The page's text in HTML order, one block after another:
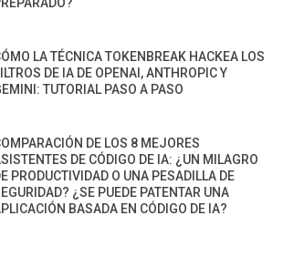
LA TÉCNICA TOKENBREAK HACKEA LOS
DE IA DE OPENAI, ANTHROPIC Y
TUTORIAL PASO A PASO
DE LOS 8 MEJORES
DE CÓDIGO DE IA: ¿UN MILAGRO
PRODUCTIVIDAD O UNA PESADILLA DE
¿SE PUEDE PATENTAR UNA
BASADA EN CÓDIGO DE IA?